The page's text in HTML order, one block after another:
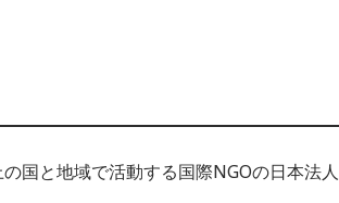
国と地域で活動する国際NGOの日本法人